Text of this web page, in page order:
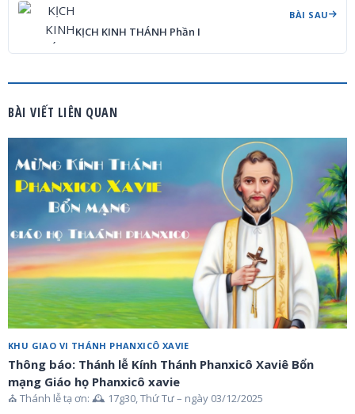
BÀI SAU
KỊCH KINH THÁNH Phần I
BÀI VIẾT LIÊN QUAN
KHU GIAO VI THÁNH PHANXICÔ XAVIE
Thông báo: Thánh lễ Kính Thánh Phanxicô Xaviê Bổn
mạng Giáo họ Phanxicô xavie
⛪ Thánh lễ tạ ơn: 🕰 17g30, Thứ Tư – ngày 03/12/2025